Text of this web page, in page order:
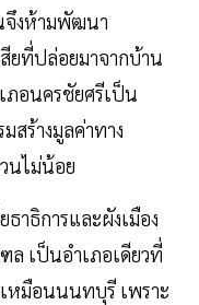
จึงห้ามพัฒนา
สียที่ปล่อยมาจากบ้าน
ภอนครชัยศรีเป็น
มสร้างมูลค่าทาง
นไม่น้อย
ธิการและผังเมือง
เป็นอำเภอเดียวที่
หมือนนนทบุรี เพราะ